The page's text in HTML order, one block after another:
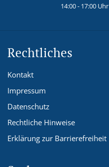
14:00 - 17:00 Uhr
Rechtliches
Kontakt
Impressum
Datenschutz
Rechtliche Hinweise
Erklärung zur Barrierefreiheit